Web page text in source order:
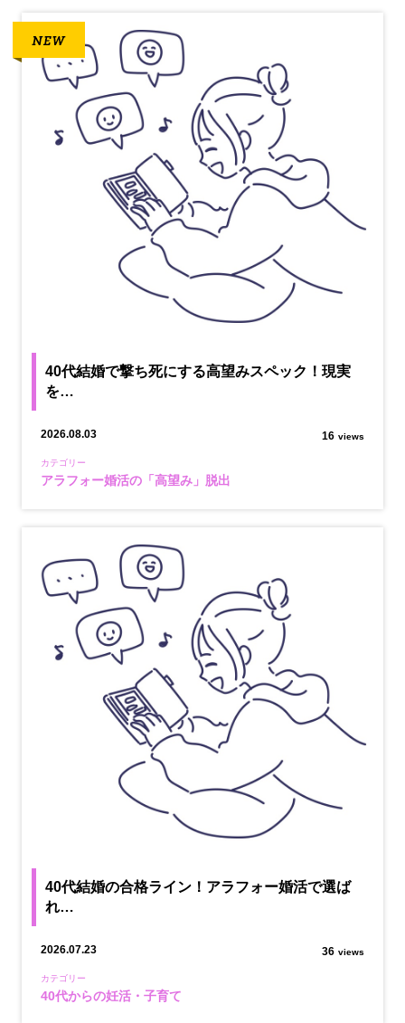
40代結婚で撃ち死にする高望みスペック！現実
を…
2026.08.03 16 views
カテゴリー
アラフォー婚活の「高望み」脱出
40代結婚の合格ライン！アラフォー婚活で選ば
れ…
2026.07.23 36 views
カテゴリー
40代からの妊活・子育て